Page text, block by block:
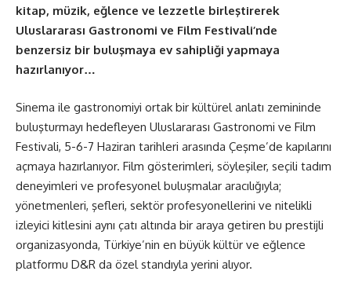
kitap, müzik, eğlence ve lezzetle birleştirerek
Uluslararası Gastronomi ve Film Festivali’nde
benzersiz bir buluşmaya ev sahipliği yapmaya
hazırlanıyor…
Sinema ile gastronomiyi ortak bir kültürel anlatı zemininde
buluşturmayı hedefleyen Uluslararası Gastronomi ve Film
Festivali, 5-6-7 Haziran tarihleri arasında Çeşme’de kapılarını
açmaya hazırlanıyor. Film gösterimleri, söyleşiler, seçili tadım
deneyimleri ve profesyonel buluşmalar aracılığıyla;
yönetmenleri, şefleri, sektör profesyonellerini ve nitelikli
izleyici kitlesini aynı çatı altında bir araya getiren bu prestijli
organizasyonda, Türkiye’nin en büyük kültür ve eğlence
platformu D&R da özel standıyla yerini alıyor.